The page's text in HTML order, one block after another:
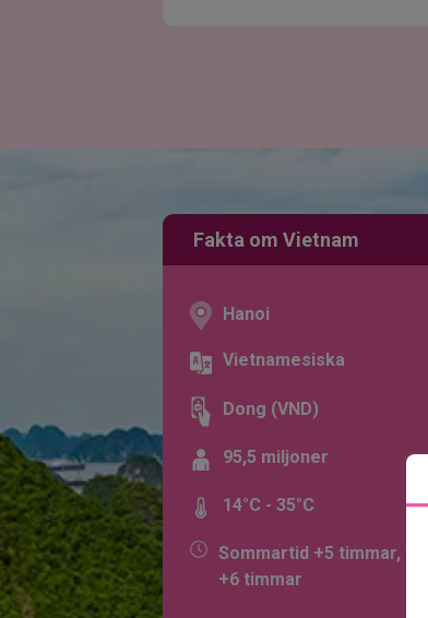
Fakta om Vietnam
Hanoi
Vietnamesiska
Dong (VND)
95,5 miljoner
14°C - 35°C
Sommartid +5 timmar,
+6 timmar